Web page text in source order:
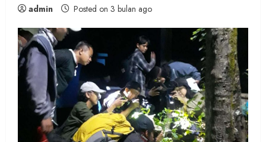
admin Posted on 3 bulan ago